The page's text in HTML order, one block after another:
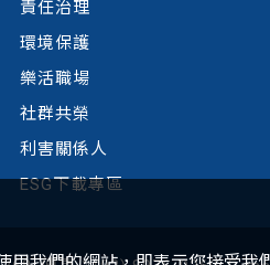
責任治理
環境保護
樂活職場
社群共榮
利害關係人
ESG下載專區